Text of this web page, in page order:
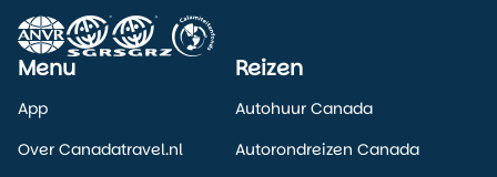
Menu
App
Over Canadatravel.nl
Reizen
Autohuur Canada
Autorondreizen Canada